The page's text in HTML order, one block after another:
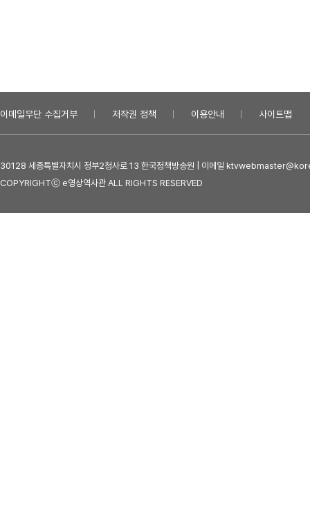
이메일무단 수집거부 저작권 정책 이용안내 사이트맵
30128 세종특별자치시 정부2청사로 13 한국정책방송원 | 이메일
COPYRIGHTⓒ e영상역사관 ALL RIGHTS RESERVED